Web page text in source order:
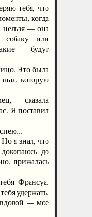
тебя, что
когда
нельзя — она
собаку или
будут
Это была
которую
— сказала
Я поставил
я знал, что
докопаюсь до
прижалась
Франсуа.
удержать.
вдовой — мое